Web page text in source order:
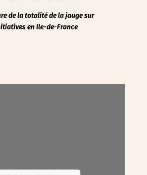
de la totalité de la jaugesur
en Ile-de-France